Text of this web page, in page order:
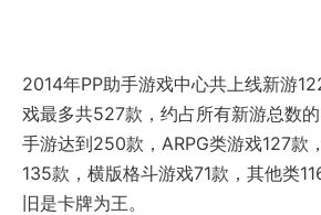
2014年PP助手游戏中心共上线新游
戏最多共527款，约占所有新游总数
手游达到250款，ARPG类游戏127款
135款，横版格斗游戏71款，其他类
旧是卡牌为王。